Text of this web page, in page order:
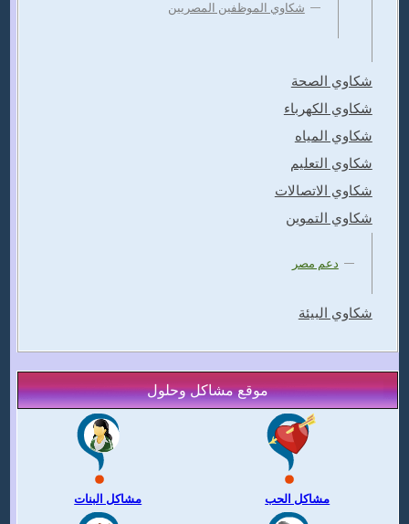
شكاوي الموظفين المصريين
شكاوي الصحة
شكاوي الكهرباء
شكاوي المياه
شكاوي التعليم
شكاوي الاتصالات
شكاوي التموين
دعم مصر
شكاوي البيئة
موقع مشاكل وحلول
مشاكل البنات مشاكل الحب